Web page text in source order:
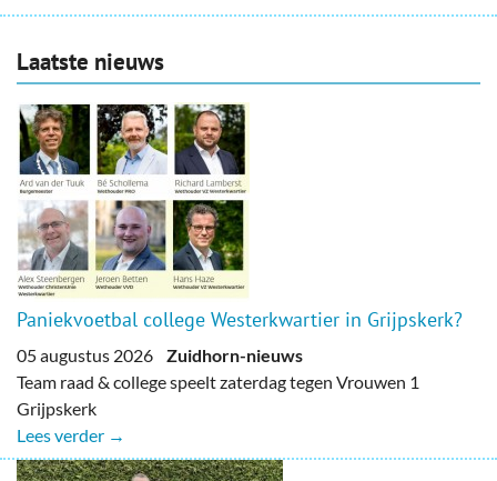
Laatste nieuws
Paniekvoetbal college Westerkwartier in Grijpskerk?
05 augustus 2026 Zuidhorn-nieuws
Team raad & college speelt zaterdag tegen Vrouwen 1
Grijpskerk
Lees verder →